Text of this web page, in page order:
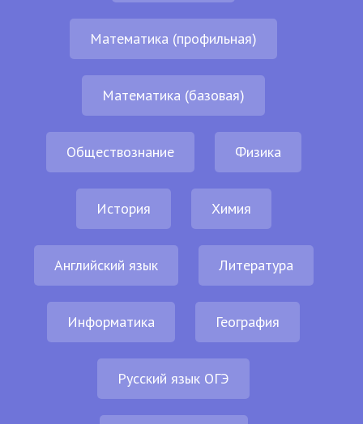
Математика (профильная)
Математика (базовая)
Обществознание Физика
История Химия
Английский язык Литература
Информатика География
Русский язык ОГЭ